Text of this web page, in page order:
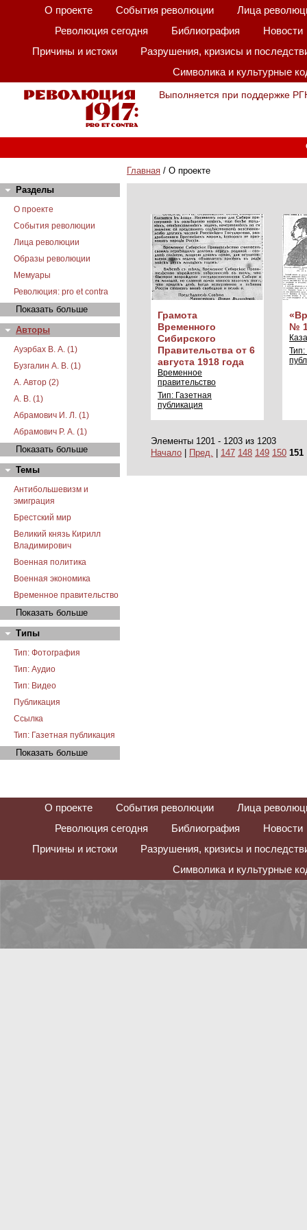
О проекте События революции
Лица
Революция сегодня
Библиография
Новости
Причины и истоки
Разрушения, кризисы и
Символика и культурные
Выполняется при поддержке
Главная / О проекте
Разделы
О проекте
События революции
Лица революции
Образы революции
Мемуары
Революция: pro et contra
Показать больше
Авторы
Ауэрбах В. А. (1)
Бузгалин А. В. (1)
А. Автор (2)
А. В. (1)
Абрамович И. Л. (1)
Абрамович Р. А. (1)
Показать больше
Темы
Антибольшевизм и
эмиграция
Брестский мир
Великий князь Кирилл
Владимирович
Военная политика
Военная экономика
Временное правительство
Показать больше
Типы
Тип: Фотография
Тип: Аудио
Тип: Видео
Публикация
Ссылка
Тип: Газетная публикация
Показать больше
Грамота
Временного
Сибирского
Правительства от 6
августа 1918 года
Временное
правительство
Тип: Газетная
публикация
№
Тип:
Элементы 1201 - 1203 из 1203
Начало
Пред. 147 148 149 150 151
О проекте События революции
Лица
Революция сегодня
Библиография
Новости
Причины и истоки
Разрушения, кризисы и
Символика и культурные